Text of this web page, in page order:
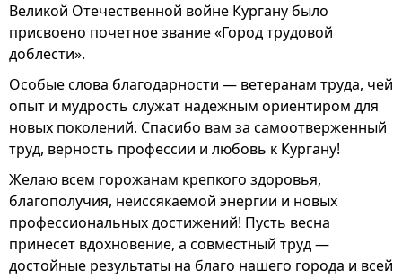
Великой Отечественной войне Кургану было
присвоено почетное звание «Город трудовой
доблести».
Особые слова благодарности — ветеранам труда, чей
опыт и мудрость служат надежным ориентиром для
новых поколений. Спасибо вам за самоотверженный
труд, верность профессии и любовь к Кургану!
Желаю всем горожанам крепкого здоровья,
благополучия, неиссякаемой энергии и новых
профессиональных достижений! Пусть весна
принесет вдохновение, а совместный труд —
достойные результаты на благо нашего города и всей